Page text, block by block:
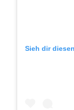
Sieh dir